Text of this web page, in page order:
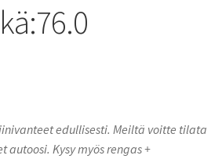
edullisesti. Meiltä voitte tilata
Kysy myös rengas +